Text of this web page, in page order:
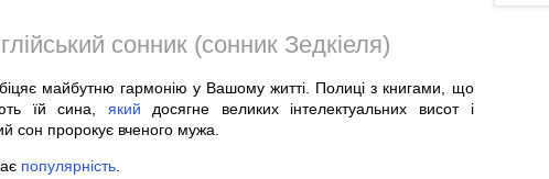
сонник (сонник Зедкіеля)
майбутню гармонію у Вашому житті. Полиці з книгами, що
їй сина, який досягне великих інтелектуальних висот і
сон пророкує вченого мужа.
популярність.